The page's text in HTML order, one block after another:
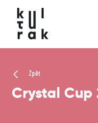
Zpět
Crystal Cup